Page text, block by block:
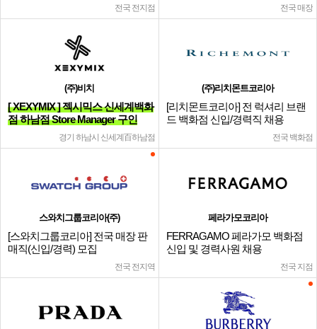
전국 전지점 전국 매장
(주)비치
[ XEXYMIX ] 젝시믹스 신세계백화
점 하남점 Store Manager 구인
경기 하남시 신세계百하남점
(주)리치몬트코리아
[리치몬트코리아] 전 럭셔리 브랜
드 백화점 신입/경력직 채용
전국 백화점
스와치그룹코리아(주)
[스와치그룹코리아] 전국 매장 판
매직(신입/경력) 모집
전국 전지역
페라가모코리아
FERRAGAMO 페라가모 백화점
신입 및 경력사원 채용
전국 지점